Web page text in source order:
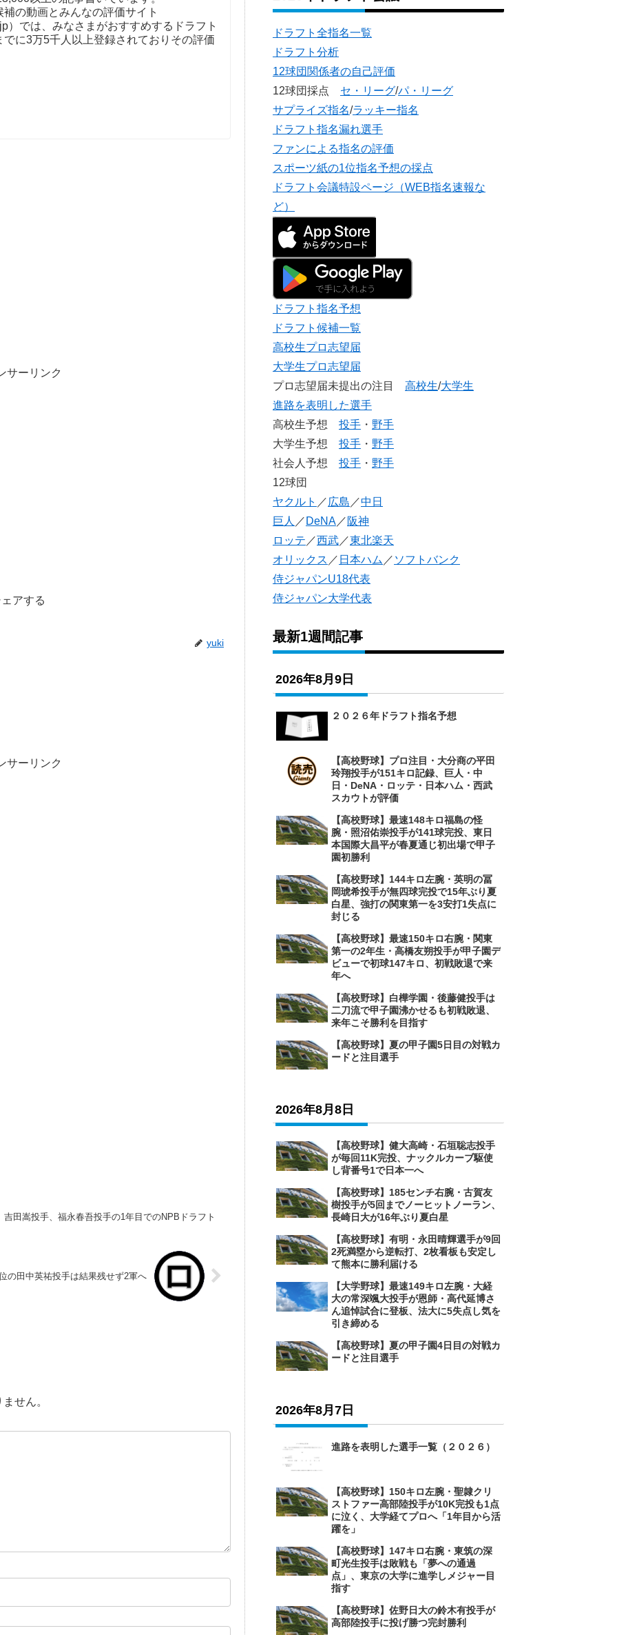
の動画とみんなの評価サイト
）では、みなさまがおすすめするドラフト
に3万5千人以上登録されておりその評価
サーリンク
アする
yuki
サーリンク
田嵩投手、福永春吾投手の1年目でのNPBドラフト
の田中英祐投手は結果残せず2軍へ
せん。
ドラフト全指名一覧
ドラフト分析
12球団関係者の自己評価
12球団採点 セ・リーグ/パ・リーグ
サプライズ指名/ラッキー指名
ドラフト指名漏れ選手
ファンによる指名の評価
スポーツ紙の1位指名予想の採点
ドラフト会議特設ページ（WEB指名速報な
ど）
ドラフト指名予想
ドラフト候補一覧
高校生プロ志望届
大学生プロ志望届
プロ志望届未提出の注目 高校生/大学生
進路を表明した選手
高校生予想 投手 ・ 野手
大学生予想 投手 ・ 野手
社会人予想 投手 ・ 野手
12球団
ヤクルト ／ 広島 ／中日
巨人 ／ DeNA ／ 阪神
ロッテ ／西武 ／東北楽天
オリックス ／ 日本ハム ／ ソフトバンク
侍ジャパンU18代表
侍ジャパン大学代表
最新1週間記事
2026年8月9日
２０２６年ドラフト指名予想
【高校野球】プロ注目・大分商の平田
玲翔投手が151キロ記録、巨人・中
日・DeNA・ロッテ・日本ハム・西武
スカウトが評価
【高校野球】最速148キロ福島の怪
腕・照沼佑崇投手が141球完投、東日
本国際大昌平が春夏通じ初出場で甲子
園初勝利
【高校野球】144キロ左腕・英明の冨
岡琥希投手が無四球完投で15年ぶり夏
白星、強打の関東第一を3安打1失点に
封じる
【高校野球】最速150キロ右腕・関東
第一の2年生・高橋友朔投手が甲子園デ
ビューで初球147キロ、初戦敗退で来
年へ
【高校野球】白樺学園・後藤健投手は
二刀流で甲子園沸かせるも初戦敗退、
来年こそ勝利を目指す
【高校野球】夏の甲子園5日目の対戦カ
ードと注目選手
2026年8月8日
【高校野球】健大高崎・石垣聡志投手
が毎回11K完投、ナックルカーブ駆使
し背番号1で日本一へ
【高校野球】185センチ右腕・古賀友
樹投手が5回までノーヒットノーラン、
長崎日大が16年ぶり夏白星
【高校野球】有明・永田晴輝選手が9回
2死満塁から逆転打、2枚看板も安定し
て熊本に勝利届ける
【大学野球】最速149キロ左腕・大経
大の常深颯大投手が恩師・高代延博さ
ん追悼試合に登板、法大に5失点し気を
引き締める
【高校野球】夏の甲子園4日目の対戦カ
ードと注目選手
2026年8月7日
進路を表明した選手一覧（２０２６）
【高校野球】150キロ左腕・聖隷クリ
ストファー高部陸投手が10K完投も1点
に泣く、大学経てプロへ「1年目から活
躍を」
【高校野球】147キロ右腕・東筑の深
町光生投手は敗戦も「夢への通過
点」、東京の大学に進学しメジャー目
指す
【高校野球】佐野日大の鈴木有投手が
高部陸投手に投げ勝つ完封勝利